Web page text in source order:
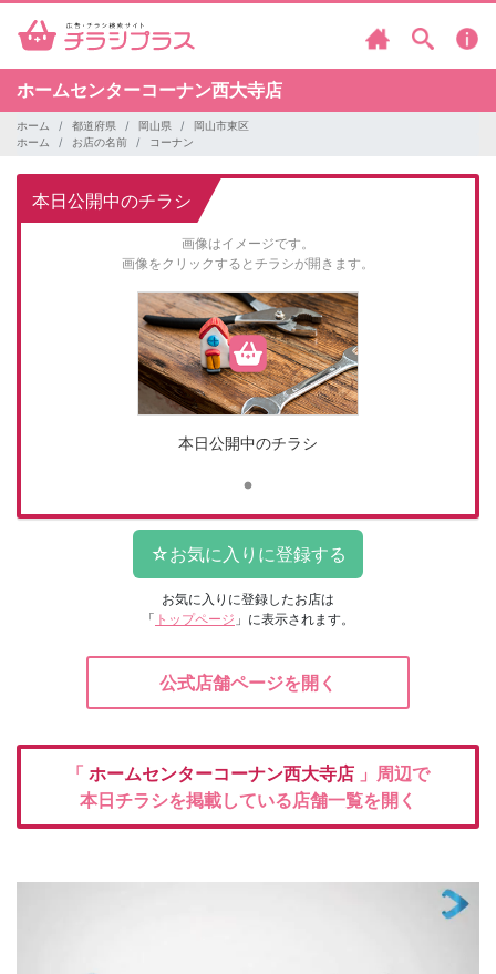
ホームセンターコーナン西大寺店
ホーム 都道府県 岡山県
岡山市東区
ホーム
お店の名前 コーナン
本日公開中のチラシ
画像はイメージです。
画像をクリックするとチラシが開きます。
本日公開中のチラシ
お気に入りに登録したお店は
「 トップページ 」に表示されます。
公式店舗ページを開く
「 ホームセンターコーナン西大寺店 」周辺で
本日チラシを掲載している店舗一覧を開く